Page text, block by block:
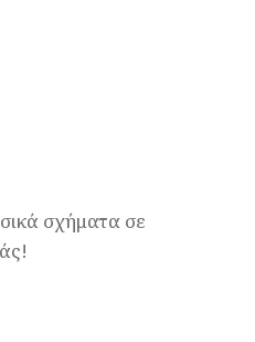
σχήματα σε